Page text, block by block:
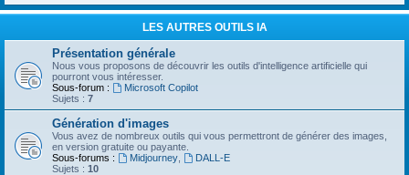
LES AUTRES OUTILS IA
Présentation générale
Nous vous proposons de découvrir les outils d'intelligence artificielle qui
pourront vous intéresser.
Sous-forum :
Microsoft Copilot
Sujets : 7
Génération d'images
Vous avez de nombreux outils qui vous permettront de générer des images,
en version gratuite ou payante.
Sous-forums :
Midjourney,
DALL-E
Sujets : 10